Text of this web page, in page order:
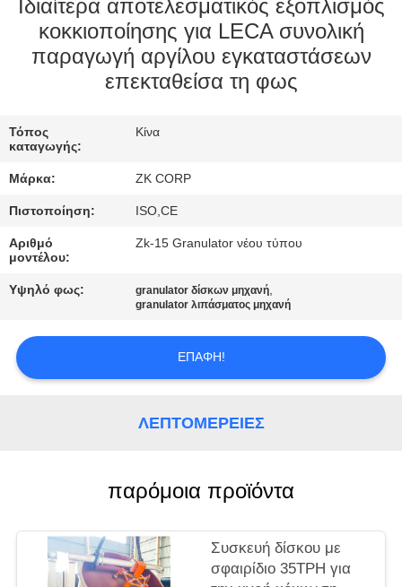
ΕΜΕΊΣ
ΠΟΙΟΤΙΚΌΣ
ΈΛΕΓΧΟΣ
ΜΑΣ
ΕΛΆΤΕ
ΕΠΑΦΉ
ΜΕ
ΖΗΤΉΣΤΕ
ΑΠΌΣΠΑΣΜΑ
Ιδιαίτερα αποτελεσματικός εξοπλισμός
κοκκιοποίησης για LECA συνολική
παραγωγή αργίλου εγκαταστάσεων
επεκταθείσα τη φως
Τόπος
καταγωγής:
Κίνα
Μάρκα: ZK CORP
Πιστοποίηση: ISO,CE
Αριθμό
μοντέλου:
Zk-15 Granulator νέου τύπου
Υψηλό φως: granulator δίσκων μηχανή,
granulator λιπάσματος μηχανή
ΕΠΑΦΉ!
ΛΕΠΤΟΜΈΡΕΙΕΣ
παρόμοια προϊόντα
Συσκευή δίσκου με
σφαιρίδιο 35TPH για